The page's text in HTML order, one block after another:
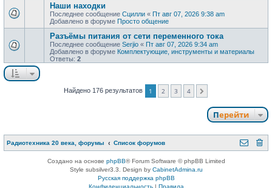
Наши находки
Последнее сообщение Сцилли « Пт авг 07, 2026 9:38 am
Добавлено в форуме Просто общение
Разъёмы питания от сети переменного тока
Последнее сообщение Serjio « Пт авг 07, 2026 9:34 am
Добавлено в форуме Комплектующие, инструменты и материалы
Ответы: 2
Найдено 176 результатов 1 2 3 4
Перейти
Радиотехника 20 века, форумы Список форумов
Создано на основе phpBB® Forum Software © phpBB Limited
Style subsilver3.3. Design by CabinetAdmina.ru
Русская поддержка phpBB
Конфиденциальность| Правила